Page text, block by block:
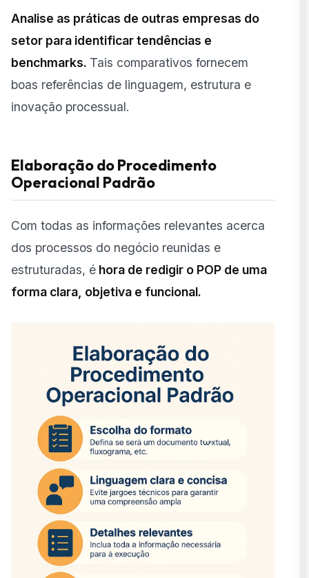
Analise as práticas de outras empresas do
setor para identificar tendências e
benchmarks. Tais comparativos fornecem
boas referências de linguagem, estrutura e
inovação processual.
Elaboração do Procedimento
Operacional Padrão
Com todas as informações relevantes acerca
dos processos do negócio reunidas e
estruturadas, é hora de redigir o POP de uma
forma clara, objetiva e funcional.